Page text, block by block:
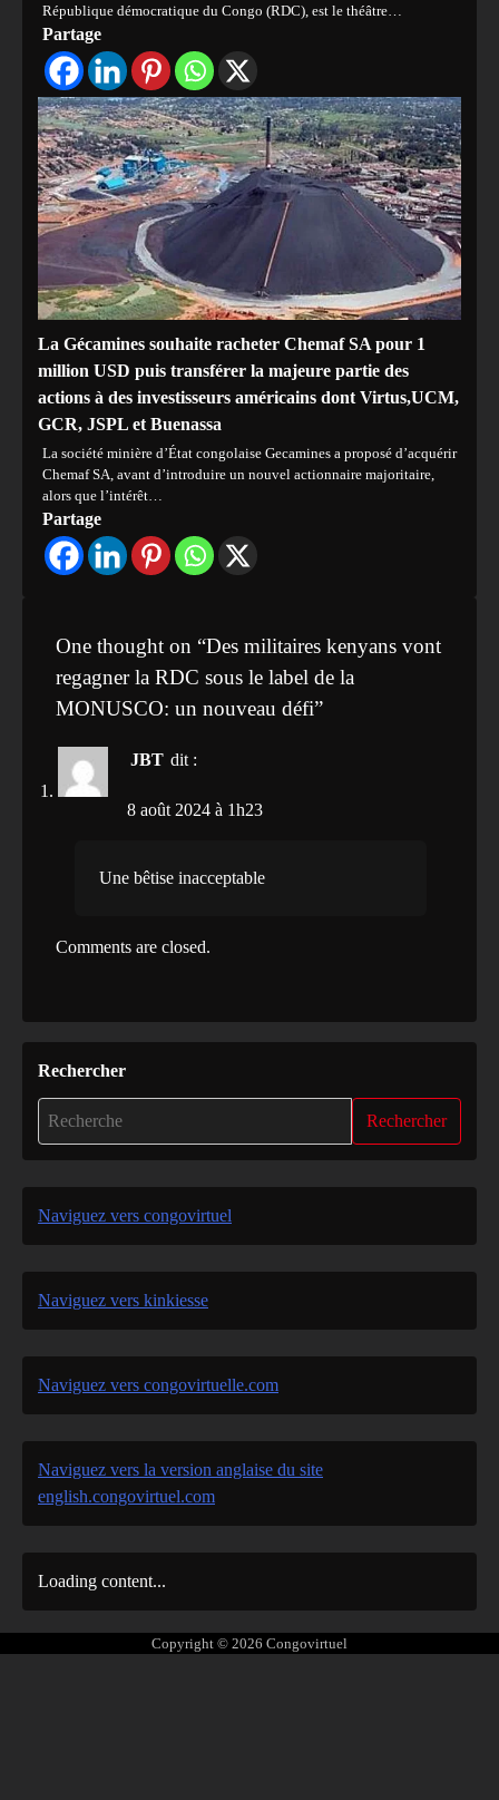
République démocratique du Congo (RDC), est le théâtre…
Partage
La Gécamines souhaite racheter Chemaf SA pour 1
million USD puis transférer la majeure partie des
actions à des investisseurs américains dont Virtus,UCM,
GCR, JSPL et Buenassa
La société minière d’État congolaise Gecamines a proposé d’acquérir
Chemaf SA, avant d’introduire un nouvel actionnaire majoritaire,
alors que l’intérêt…
Partage
One thought on “Des militaires kenyans vont
regagner la RDC sous le label de la
MONUSCO: un nouveau défi”
JBT dit :
8 août 2024 à 1h23
Une bêtise inacceptable
Comments are closed.
Rechercher
Rechercher
Naviguez vers congovirtuel
Naviguez vers kinkiesse
Naviguez vers congovirtuelle.com
Naviguez vers la version anglaise du site
english.congovirtuel.com
Loading content...
Copyright © 2026 Congovirtuel